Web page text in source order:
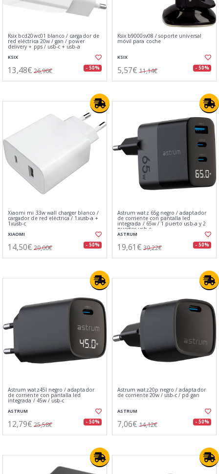
Ksix bcd20wc01 blanco / cargador de
red eléctrica 20w / gan / power
delivery + pps / usb-c + usb-a
KSIX
13,48€ 26,96€ - 50%
Ksix b9000sv08 / soporte universal
móvil para coche
KSIX
5,57€ 11,14€ - 50%
Xiaomi mi 33w wall charger blanco /
cargador de red eléctrica / 1xusb-a +
1xusb-c
XIAOMI
14,50€ 29,00€ - 50%
Astrum watz 65g negro / adaptador
de corriente con pantalla led
integrada / 65w / 1 puerto usb-a y 2
puertos usb-c
ASTRUM
19,61€ 39,22€ - 50%
Astrum watz45l negro / adaptador
de corriente con pantalla led
integrada / 45w / usb-c
ASTRUM
12,79€ 25,58€ - 50%
Astrum watz20p negro / adaptador
de corriente 20w / usb-c / pd gan
ASTRUM
7,06€ 14,12€ - 50%